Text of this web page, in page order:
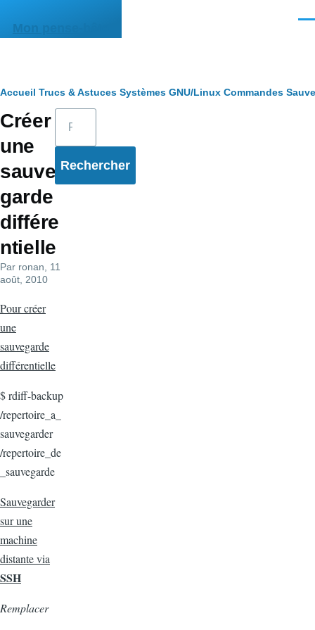
Mon pense-bête
Fil
d'Ariane
Accueil Trucs & Astuces Systèmes GNU/Linux Commandes
Créer
une
sauve
garde
différe
ntielle
Par ronan , 11
août, 2010
Pour créer
une
sauvegarde
différentielle
$ rdiff-backup
/repertoire_a_
sauvegarder
/repertoire_de
_sauvegarde
Sauvegarder
sur une
machine
distante via
SSH
Remplacer